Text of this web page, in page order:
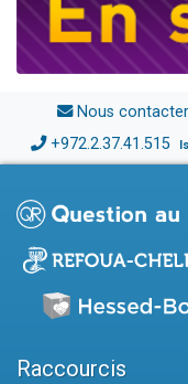
Nous contacter
+972.2.37.41.515
Raccourcis